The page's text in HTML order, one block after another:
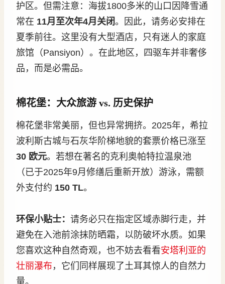
护区。但需注意：海拔1800多米的山口因降雪通
常在 11月至次年4月关闭。因此，请务必安排在
夏季前往。这里没有大型酒店，只有迷人的家庭
旅馆（Pansiyon）。在此地区，四驱车并非奢侈
品，而是必需品。
棉花堡：大众旅游 vs. 历史保护
棉花堡非常美丽，但也异常拥挤。2025年，希拉
波利斯古城与石灰华阶梯地貌的套票价格已涨至
30 欧元。若想在著名的克利奥帕特拉温泉池
（已于2025年9月修缮后重新开放）游泳，需额
外支付约 150 TL。
环保小贴士： 请务必只在指定区域赤脚行走，并
避免在入池前涂抹防晒霜，以防破坏水质。如果
您喜欢这种自然奇观，也不妨去看看安塔利亚的
壮丽瀑布 ，它们同样展现了土耳其惊人的自然力
量。